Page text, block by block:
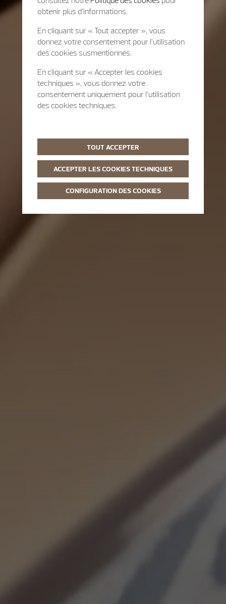
obtenir plus d’informations.
En cliquant sur « Tout accepter », vous
donnez votre consentement pour l’utilisation
des cookies susmentionnés.
En cliquant sur « Accepter les cookies
techniques », vous donnez votre
consentement uniquement pour l’utilisation
des cookies techniques.
TOUT ACCEPTER
ACCEPTER LES COOKIES TECHNIQUES
CONFIGURATION DES COOKIES